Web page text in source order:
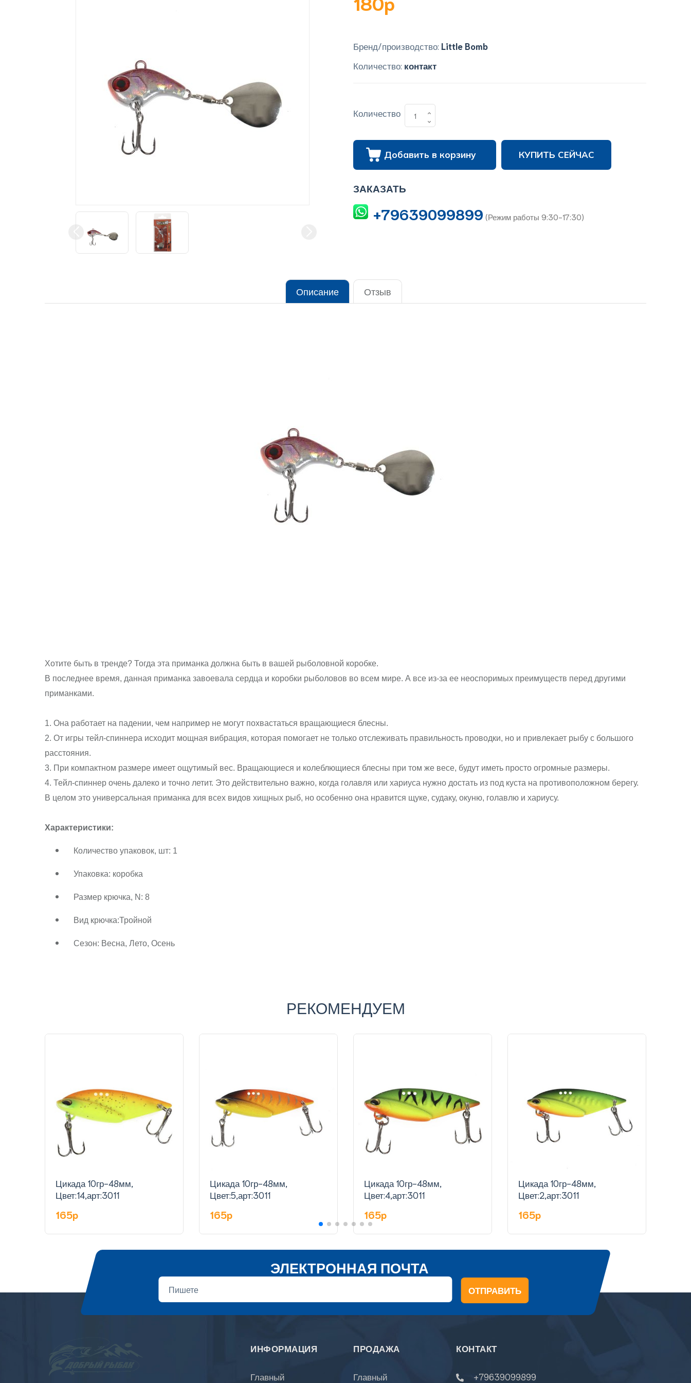
Бренд/производство: Little Bomb
Количество: контакт
Количество
Добавить в корзину КУПИТЬ СЕЙЧАС
ЗАКАЗАТЬ
+79639099899 (Режим работы 9:30-17:30)
Описание Отзыв
Хотите быть в тренде? Тогда эта приманка должна быть в вашей рыболовной коробке.
В последнее время, данная приманка завоевала сердца и коробки рыболовов во всем мире. А все из-за ее неоспоримых преимуществ перед другими
приманками.
1. Она работает на падении, чем например не могут похвастаться вращающиеся блесны.
2. От игры тейл-спиннера исходит мощная вибрация, которая помогает не только отслеживать правильность проводки, но и привлекает рыбу с большого
расстояния.
3. При компактном размере имеет ощутимый вес. Вращающиеся и колеблющиеся блесны при том же весе, будут иметь просто огромные размеры.
4. Тейл-спиннер очень далеко и точно летит. Это действительно важно, когда голавля или хариуса нужно достать из под куста на противоположном берегу.
В целом это универсальная приманка для всех видов хищных рыб, но особенно она нравится щуке, судаку, окуню, голавлю и хариусу.
Характеристики:
Количество упаковок, шт: 1
Упаковка: коробка
Размер крючка, N: 8
Вид крючка:Тройной
Сезон: Весна, Лето, Осень
РЕКОМЕНДУЕМ
Цикада 10гр-48мм,
Цвет:14,арт:3011
165p
Цикада 10гр-48мм,
Цвет:5,арт:3011
165p
Цикада 10гр-48мм,
Цвет:4,арт:3011
165p
Цикада 10гр-48мм,
Цвет:2,арт:3011
165p
ЭЛЕКТРОННАЯ ПОЧТА
ОТПРАВИТЬ
ИНФОРМАЦИЯ
Главный
ПРОДАЖА
Главный
КОНТАКТ
+79639099899